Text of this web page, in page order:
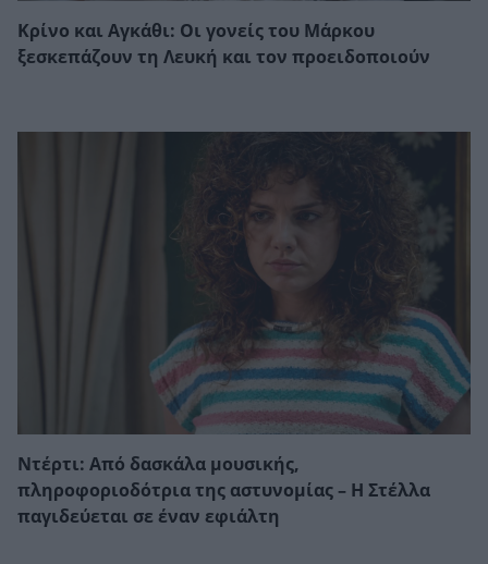
Κρίνο και Αγκάθι: Οι γονείς του Μάρκου
ξεσκεπάζουν τη Λευκή και τον προειδοποιούν
Ντέρτι: Από δασκάλα μουσικής,
πληροφοριοδότρια της αστυνομίας – Η Στέλλα
παγιδεύεται σε έναν εφιάλτη